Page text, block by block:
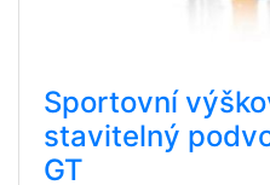
Sportovní
stavitelný
GT